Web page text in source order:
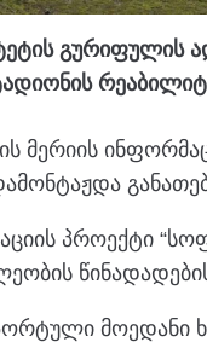
მერიის
პროექტი
მოედანი